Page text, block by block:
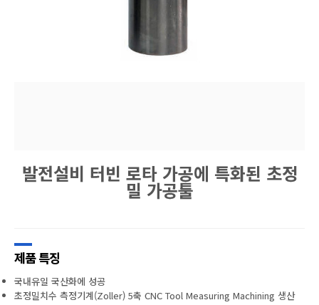
발전설비 터빈 로타 가공에 특화된 초정
밀 가공툴
제품 특징
국내유일 국산화에 성공
초정밀치수 측정기계(Zoller) 5축 CNC Tool Measuring Machining 생산